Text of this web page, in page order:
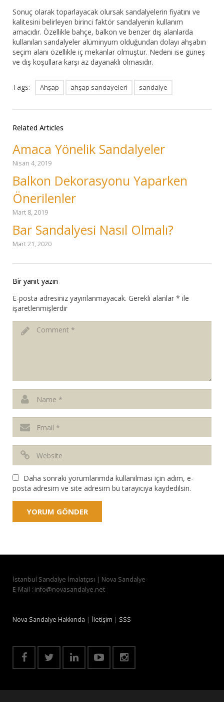
Sonuç olarak toparlayacak olursak sandalyelerin fiyatını ve
kalitesini belirleyen birinci faktör sandalyenin kullanım
amacıdır. Özellikle bahçe, balkon ve benzer dış alanlarda
kullanılan sandalyeler alüminyum olduğundan dolayı ahşabın
seçim alanı özellikle iç mekanlar olmuştur. Nedeni ise güneş
ve dış koşullara karşı az dayanaklı olmasıdır.
Tags: Ahşap ahşap sandayeleri sandalye
Related Articles
Amaca Yönelik Sandalyeler
Nisan 4, 2019
Balkon Dekorasyonu Yaparken
Önerilenler
Mart 8, 2019
Bar Sandalyesi Nasıl Olmalı?
Mart 21, 2020
Bir yanıt yazın
E-posta adresiniz yayınlanmayacak. Gerekli alanlar * ile
işaretlenmişlerdir
Daha sonraki yorumlarımda kullanılması için adım, e-
posta adresim ve site adresim bu tarayıcıya kaydedilsin.
İstanbul Sandalye İmalatçısı | Nova Sandalye
E-Mail : info@novasandalye.net
Nova Sandalye Hakkında İletişim SSS